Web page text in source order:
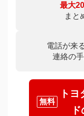
最大
まと
電話が来
連絡の
無料
ト